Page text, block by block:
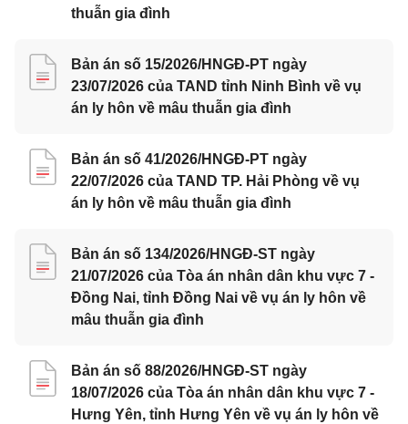
thuẫn gia đình
Bản án số 15/2026/HNGĐ-PT ngày
23/07/2026 của TAND tỉnh Ninh Bình về vụ
án ly hôn về mâu thuẫn gia đình
Bản án số 41/2026/HNGĐ-PT ngày
22/07/2026 của TAND TP. Hải Phòng về vụ
án ly hôn về mâu thuẫn gia đình
Bản án số 134/2026/HNGĐ-ST ngày
21/07/2026 của Tòa án nhân dân khu vực 7 -
Đồng Nai, tỉnh Đồng Nai về vụ án ly hôn về
mâu thuẫn gia đình
Bản án số 88/2026/HNGĐ-ST ngày
18/07/2026 của Tòa án nhân dân khu vực 7 -
Hưng Yên, tỉnh Hưng Yên về vụ án ly hôn về